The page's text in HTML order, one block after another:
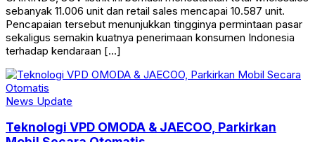
sebanyak 11.006 unit dan retail sales mencapai 10.587 unit.
Pencapaian tersebut menunjukkan tingginya permintaan pasar
sekaligus semakin kuatnya penerimaan konsumen Indonesia
terhadap kendaraan […]
News Update
Teknologi VPD OMODA & JAECOO, Parkirkan